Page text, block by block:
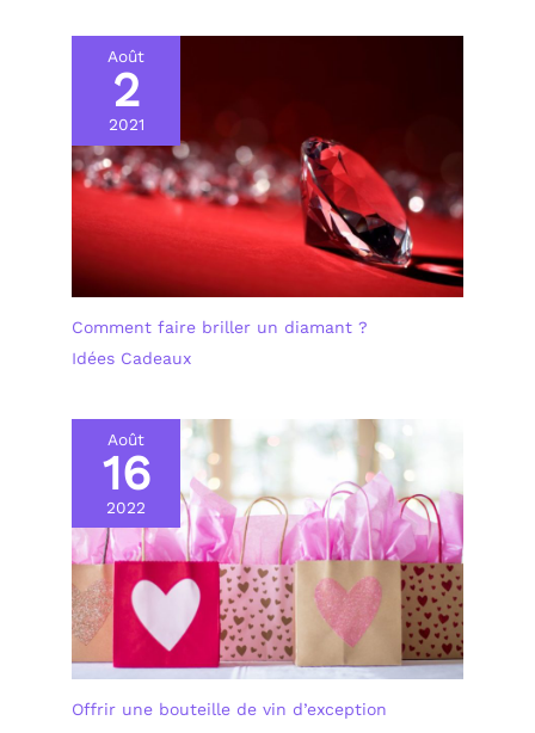
Août
2
2021
Comment faire briller un diamant ?
Idées Cadeaux
Août
16
2022
Offrir une bouteille de vin d’exception